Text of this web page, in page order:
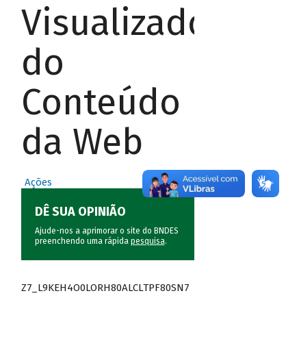
Visualizador
do
Conteúdo
da Web
Ações
DÊ SUA OPINIÃO
Ajude-nos a aprimorar o site do BNDES
preenchendo uma rápida pesquisa.
Z7_L9KEH4O0LORH80ALCLTPF80SN7